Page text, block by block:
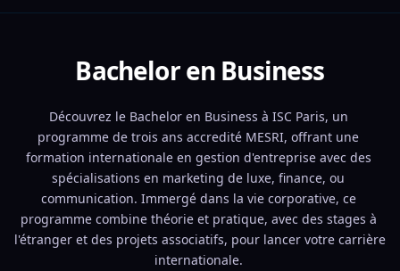
Bachelor en Business
Découvrez le Bachelor en Business à ISC Paris, un
programme de trois ans accredité MESRI, offrant une
formation internationale en gestion d'entreprise avec des
spécialisations en marketing de luxe, finance, ou
communication. Immergé dans la vie corporative, ce
programme combine théorie et pratique, avec des stages à
l'étranger et des projets associatifs, pour lancer votre carrière
internationale.